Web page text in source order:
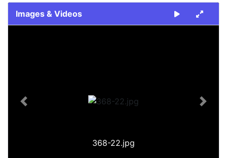
Images & Videos
368-22.jpg
Previous Next